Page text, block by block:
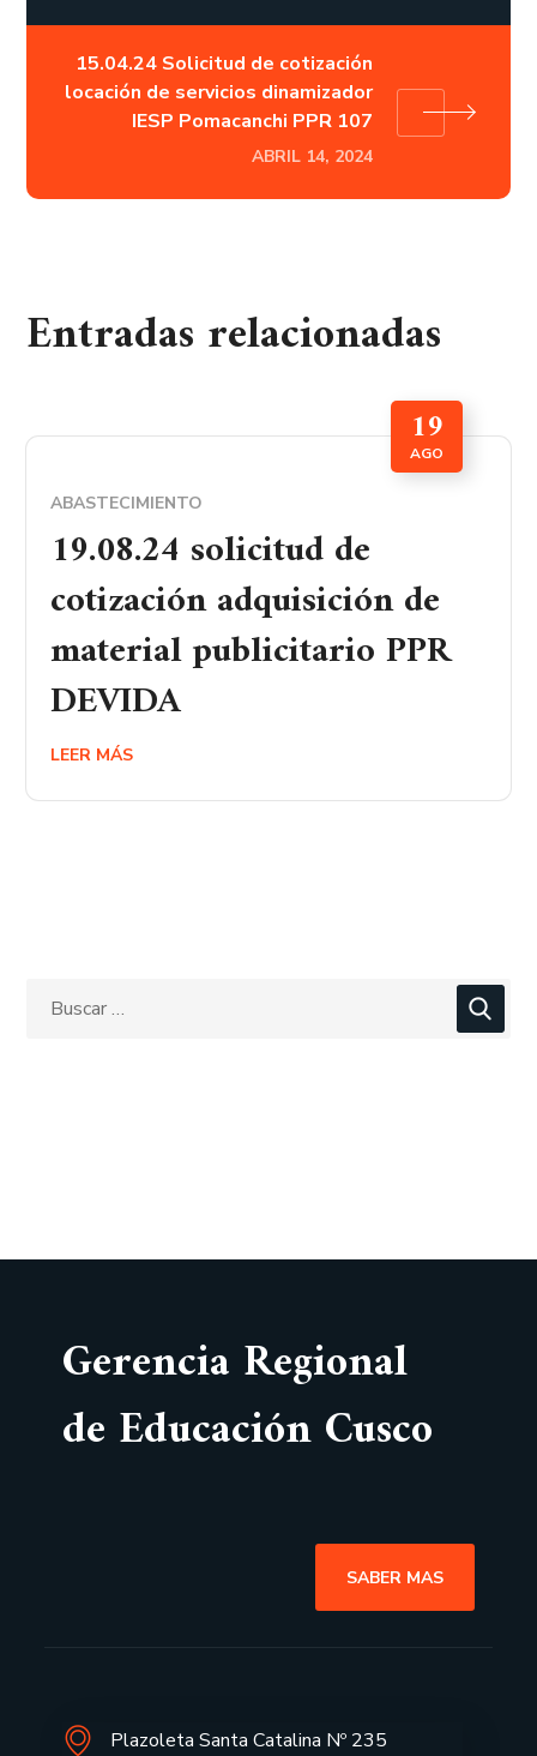
15.04.24 Solicitud de cotización
locación de servicios dinamizador
IESP Pomacanchi PPR 107
ABRIL 14, 2024
Entradas relacionadas
19
AGO
ABASTECIMIENTO
19.08.24 solicitud de
cotización adquisición de
material publicitario PPR
DEVIDA
LEER MÁS
Gerencia Regional
de Educación Cusco
SABER MAS
Plazoleta Santa Catalina Nº 235